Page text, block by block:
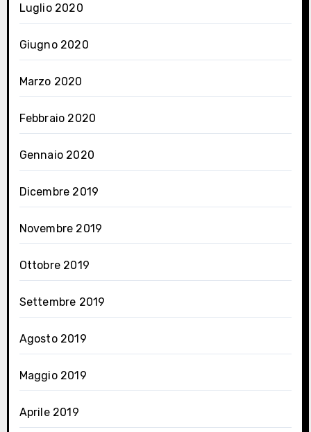
Luglio 2020
Giugno 2020
Marzo 2020
Febbraio 2020
Gennaio 2020
Dicembre 2019
Novembre 2019
Ottobre 2019
Settembre 2019
Agosto 2019
Maggio 2019
Aprile 2019